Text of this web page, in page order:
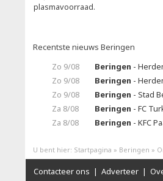
plasmavoorraad.
Recentste nieuws Beringen
Zo 9/08
Beringen -
Zo 9/08
Beringen -
Zo 9/08
Beringen - Stad
Za 8/08
Beringen - FC
Za 8/08
Beringen - KFC
U bent hier: Startpagina » Beringen »
Contacteer ons | Adverteer |